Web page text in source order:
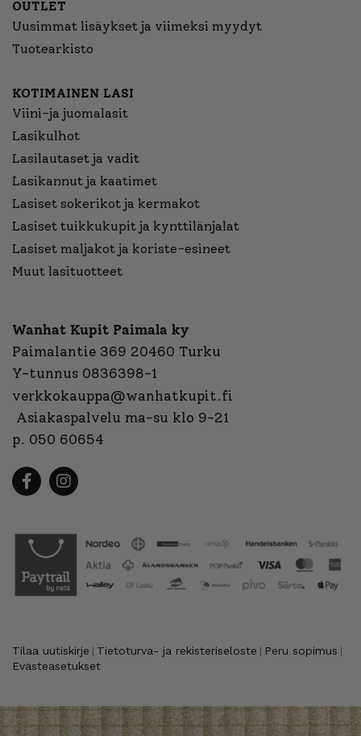
OUTLET
Uusimmat lisäykset ja viimeksi myydyt
Tuotearkisto
KOTIMAINEN LASI
Viini-ja juomalasit
Lasikulhot
Lasilautaset ja vadit
Lasikannut ja kaatimet
Lasiset sokerikot ja kermakot
Lasiset tuikkukupit ja kynttilänjalat
Lasiset maljakot ja koriste-esineet
Muut lasituotteet
Wanhat Kupit Paimala ky
Paimalantie 369 20460 Turku
Y-tunnus 0836398-1
verkkokauppa@wanhatkupit.fi
Asiakaspalvelu ma-su klo 9-21
p. 050 60654
Tilaa uutiskirje Tietoturva- ja rekisteriseloste Peru sopimus
Evästeasetukset